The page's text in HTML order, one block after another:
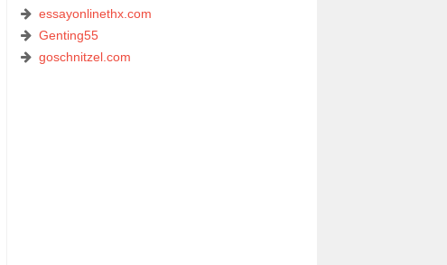
essayonlinethx.com
Genting55
goschnitzel.com